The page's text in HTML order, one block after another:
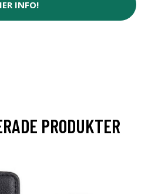
INFO!
PRODUKTER